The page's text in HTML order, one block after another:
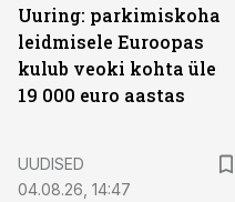
Uuring: parkimiskoha
leidmisele Euroopas
kulub veoki kohta üle
19 000 euro aastas
UUDISED
04.08.26, 14:47